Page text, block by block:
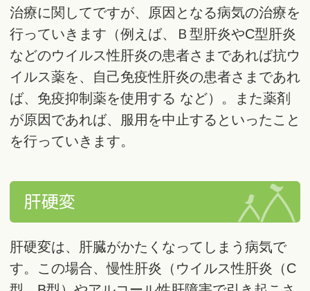
治療に関してですが、原因となる病気の治療を
行っていきます（例えば、Ｂ型肝炎やC型肝炎
などのウイルス性肝炎の患者さまであれば抗ウ
イルス薬を、自己免疫性肝炎の患者さまであれ
ば、免疫抑制薬を使用する など）。また薬剤
が原因であれば、服用を中止するといったこと
を行っていきます。
肝硬変
肝硬変は、肝臓がかたくなってしまう病気で
す。この場合、慢性肝炎（ウイルス性肝炎（C